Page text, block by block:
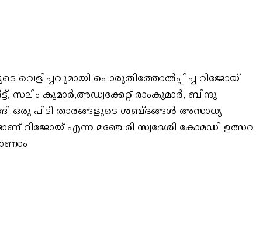
വെളിച്ചവുമായി പൊരുതിത്തോൽപ്പിച്ച റിജോയ്
സലിം കുമാർ,അഡ്വക്കേറ്റ് രാംകുമാർ, ബിന്ദു
ഒരു പിടി താരങ്ങളുടെ ശബ്ദങ്ങൾ അസാധ്യ
റിജോയ് എന്ന മഞ്ചേരി സ്വദേശി കോമഡി ഉത്സവ